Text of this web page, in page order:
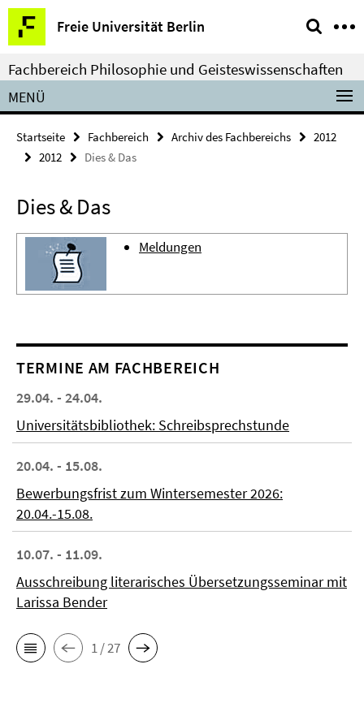
Springe
direkt
zu
Inhalt
Freie Universität Berlin
Service-
Navigation
Fachbereich Philosophie und Geisteswissenschaften
MENÜ
Startseite Fachbereich Archiv des Fachbereichs
2012
2012
Dies & Das
Dies & Das
Meldungen
TERMINE AM FACHBEREICH
29.04. - 24.04.
Universitätsbibliothek: Schreibsprechstunde
20.04. - 15.08.
Bewerbungsfrist zum Wintersemester 2026:
20.04.-15.08.
10.07. - 11.09.
Ausschreibung literarisches Übersetzungsseminar mit
Larissa Bender
1 / 27